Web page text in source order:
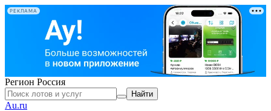
РЕКЛАМА
Регион Россия
Найти
Au.ru